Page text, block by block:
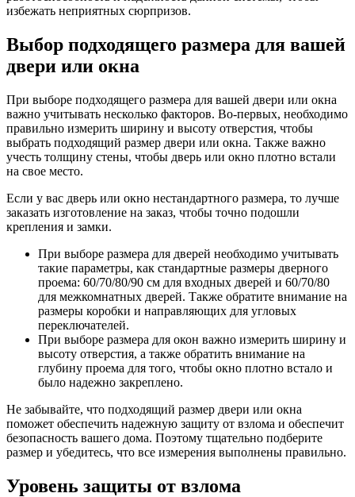
избежать неприятных сюрпризов.
Выбор подходящего размера для вашей
двери или окна
При выборе подходящего размера для вашей двери или окна
важно учитывать несколько факторов. Во-первых, необходимо
правильно измерить ширину и высоту отверстия, чтобы
выбрать подходящий размер двери или окна. Также важно
учесть толщину стены, чтобы дверь или окно плотно встали
на свое место.
Если у вас дверь или окно нестандартного размера, то лучше
заказать изготовление на заказ, чтобы точно подошли
крепления и замки.
При выборе размера для дверей необходимо учитывать
такие параметры, как стандартные размеры дверного
проема: 60/70/80/90 см для входных дверей и 60/70/80
для межкомнатных дверей. Также обратите внимание на
размеры коробки и направляющих для угловых
переключателей.
При выборе размера для окон важно измерить ширину и
высоту отверстия, а также обратить внимание на
глубину проема для того, чтобы окно плотно встало и
было надежно закреплено.
Не забывайте, что подходящий размер двери или окна
поможет обеспечить надежную защиту от взлома и обеспечит
безопасность вашего дома. Поэтому тщательно подберите
размер и убедитесь, что все измерения выполнены правильно.
Уровень защиты от взлома